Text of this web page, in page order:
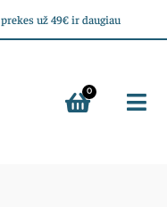
už 49€ ir daugiau
0